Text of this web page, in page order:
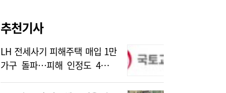
추천기사
LH 전세사기 피해주택 매입 1만
가구 돌파…피해 인정도 4만건
넘어